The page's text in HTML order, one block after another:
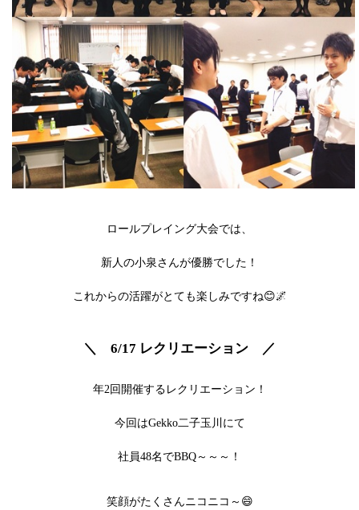
ロールプレイング大会では、
新人の小泉さんが優勝でした！
これからの活躍がとても楽しみですね😊🌌
＼ 6/17 レクリエーション ／
年2回開催するレクリエーション！
今回はGekko二子玉川にて
社員48名でBBQ～～～！
笑顔がたくさんニコニコ～😄